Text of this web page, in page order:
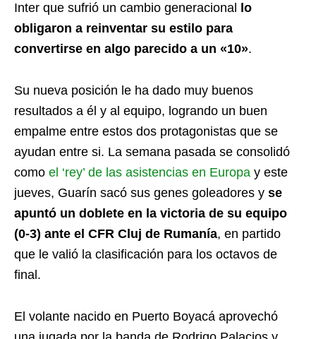
Inter que sufrió un cambio generacional
lo
obligaron a reinventar su estilo para
convertirse en algo parecido a un «10».
Su nueva posición le ha dado muy buenos
resultados a él y al equipo, logrando un buen
empalme entre estos dos protagonistas que se
ayudan entre si. La semana pasada se consolidó
como el ‘rey’ de las asistencias en Europa y este
jueves, Guarín sacó sus genes goleadores y se
apuntó un doblete en la victoria de su equipo
(0-3) ante el CFR Cluj de Rumanía, en partido
que le valió la clasificación para los octavos de
final.
El volante nacido en Puerto Boyacá aprovechó